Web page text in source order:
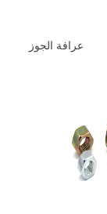
عرافة الجوز